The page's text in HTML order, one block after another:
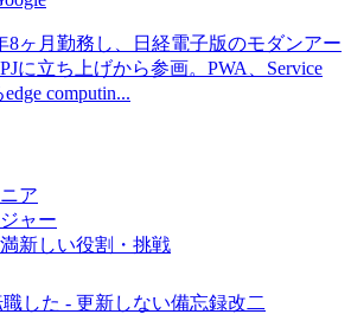
8ヶ月勤務し、日経電子版のモダンアー
に立ち上げから参画。PWA、Service
computin...
ア
ャー
新しい役割・挑戦
職した - 更新しない備忘録改二